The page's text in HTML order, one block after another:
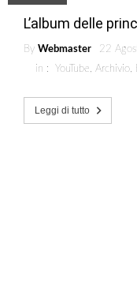
L’album delle
By Webmaster
22
in : YouTube, Archivio,
Leggi di tutto